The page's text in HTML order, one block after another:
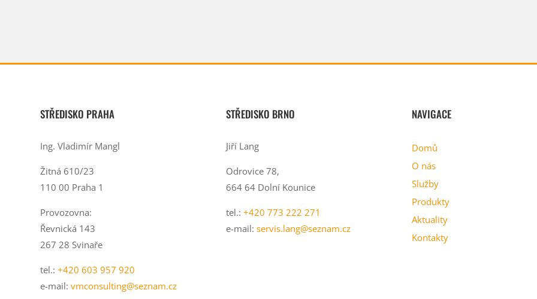
STŘEDISKO PRAHA
Ing. Vladimír Mangl
Žitná 610/23
110 00 Praha 1
Provozovna:
Řevnická 143
267 28 Svinaře
tel.: +420 603 957 920
e-mail: vmconsulting@seznam.cz
STŘEDISKO BRNO
Jiří Lang
Odrovice 78,
664 64 Dolní Kounice
tel.: +420 773 222 271
e-mail: servis.lang@seznam.cz
NAVIGACE
Domů
O nás
Služby
Produkty
Aktuality
Kontakty